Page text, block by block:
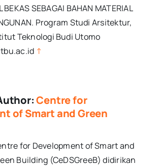
BEKAS SEBAGAI BAHAN MATERIAL
Program Studi Arsitektur,
Teknologi Budi Utomo
↑
Centre for
of Smart and Green
for Development of Smart and
Building (CeDSGreeB) didirikan